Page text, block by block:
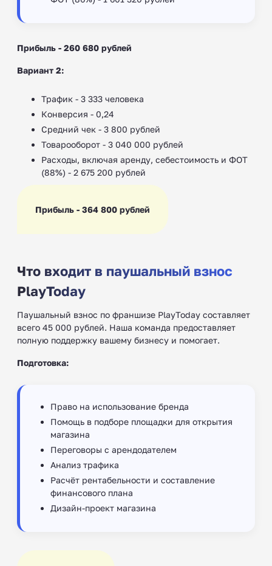
Прибыль - 260 680 рублей
Вариант 2:
Трафик - 3 333 человека
Конверсия - 0,24
Средний чек - 3 800 рублей
Товарооборот - 3 040 000 рублей
Расходы, включая аренду, себестоимость и ФОТ
(88%) - 2 675 200 рублей
Прибыль - 364 800 рублей
Что входит в паушальный взнос
PlayToday
Паушальный взнос по франшизе PlayToday составляет
всего 45 000 рублей. Наша команда предоставляет
полную поддержку вашему бизнесу и помогает.
Подготовка:
Право на использование бренда
Помощь в подборе площадки для открытия
магазина
Переговоры с арендодателем
Анализ трафика
Расчёт рентабельности и составление
финансового плана
Дизайн-проект магазина